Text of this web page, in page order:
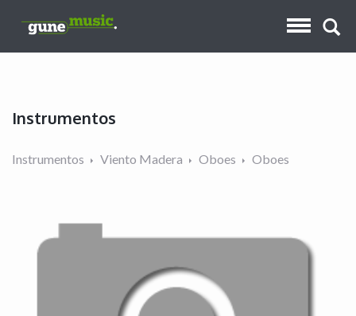
Instrumentos
Instrumentos Viento Madera Oboes Oboes